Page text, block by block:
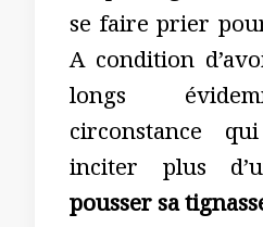
se faire prier
A condition
longs
circonstance
inciter plus
pousser sa